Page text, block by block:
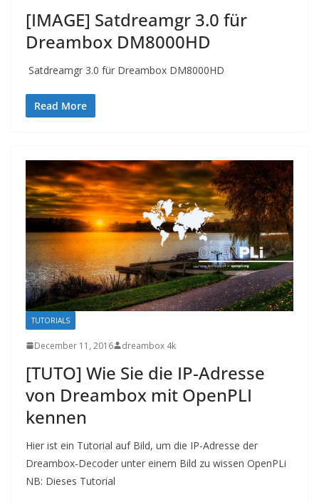
[IMAGE] Satdreamgr 3.0 für
Dreambox DM8000HD
Satdreamgr 3.0 für Dreambox DM8000HD
Read More
TUTORIALS
December 11, 2016 dreambox 4k
[TUTO] Wie Sie die IP-Adresse
von Dreambox mit OpenPLI
kennen
Hier ist ein Tutorial auf Bild, um die IP-Adresse der
Dreambox-Decoder unter einem Bild zu wissen OpenPLi
NB: Dieses Tutorial